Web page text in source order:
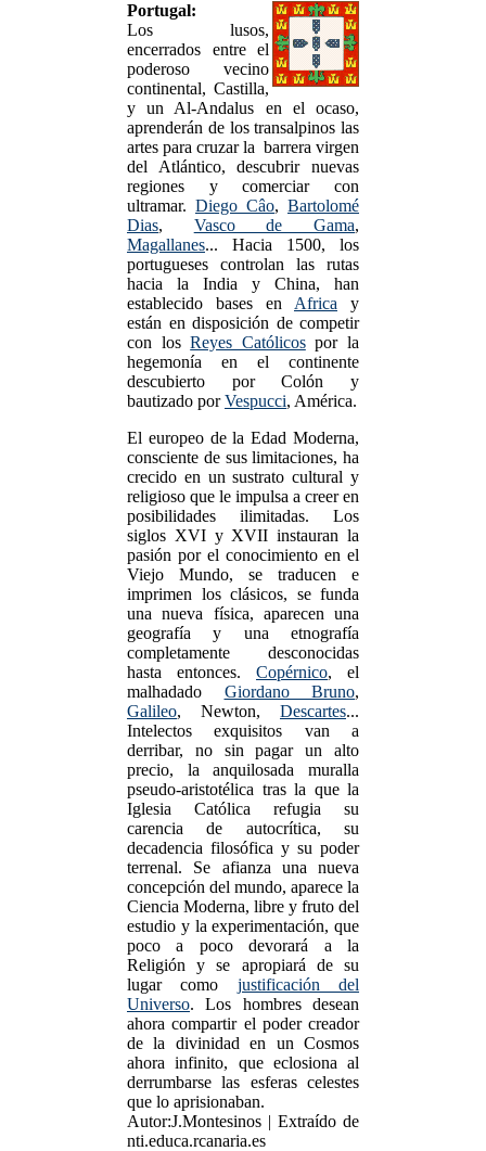
Portugal:
Los lusos,
encerrados entre el
poderoso vecino
continental, Castilla,
y un Al-Andalus en el ocaso,
aprenderán de los transalpinos las
artes para cruzar la barrera virgen
del Atlántico, descubrir nuevas
regiones y comerciar con
ultramar. Diego Câo, Bartolomé
Dias, Vasco de Gama,
Magallanes... Hacia 1500, los
portugueses controlan las rutas
hacia la India y China, han
establecido bases en Africa y
están en disposición de competir
con losReyes Católicospor la
hegemonía en el continente
descubierto por Colón y
bautizado porVespucci, América.
El europeo de la Edad Moderna,
consciente de sus limitaciones, ha
crecido en un sustrato cultural y
religioso que le impulsa a creer en
posibilidades ilimitadas. Los
siglos XVI y XVII instauran la
pasión por el conocimiento en el
Viejo Mundo, se traducen e
imprimen los clásicos, se funda
una nueva física, aparecen una
geografía y una etnografía
completamente desconocidas
hasta entonces. Copérnico, el
malhadado Giordano Bruno,
Galileo, Newton, Descartes...
Intelectos exquisitos van a
derribar, no sin pagar un alto
precio, la anquilosada muralla
pseudo-aristotélica tras la que la
Iglesia Católica refugia su
carencia de autocrítica, su
decadencia filosófica y su poder
terrenal. Se afianza una nueva
concepción del mundo, aparece la
Ciencia Moderna, libre y fruto del
estudio y la experimentación, que
poco a poco devorará a la
Religión y se apropiará de su
lugar como justificación del
Universo. Los hombres desean
ahora compartir el poder creador
de la divinidad en un Cosmos
ahora infinito, que eclosiona al
derrumbarse las esferas celestes
que lo aprisionaban.
Autor:J.Montesinos | Extraído de
nti.educa.rcanaria.es